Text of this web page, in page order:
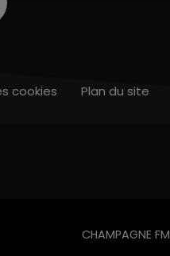
CHAMPAGNE FM
cookies Plan du site